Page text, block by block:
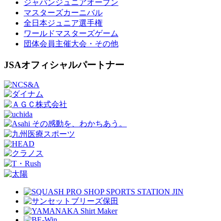
ジャパンジュニアオープン
マスターズカーニバル
全日本ジュニア選手権
ワールドマスターズゲーム
団体会員主催大会・その他
JSAオフィシャルパートナー